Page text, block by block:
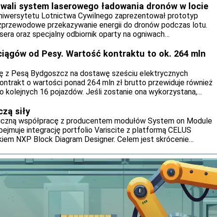
system laserowego ładowania dronów w locie
Lotnictwa Cywilnego zaprezentował prototyp
przekazywanie energii do dronów podczas lotu.
oraz specjalny odbiornik oparty na ogniwach
powietrznych.
od Pesy. Wartość kontraktu to ok. 264 mln
z Pesą Bydgoszcz na dostawę sześciu elektrycznych
o wartości ponad 264 mln zł brutto przewiduje również
kolejnych 16 pojazdów. Jeśli zostanie ona wykorzystana,
siły
współpracę z producentem modułów System on Module
integrację portfolio Variscite z platformą CELUS
NXP Block Diagram Designer. Celem jest skrócenie